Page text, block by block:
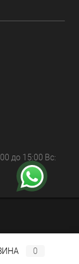
до 15:00 Вс:
0